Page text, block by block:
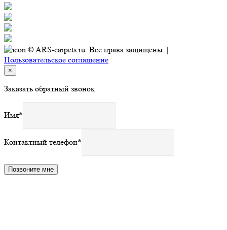
© ARS-carpets.ru. Все права защищены. |
Пользовательское соглашение
×
Заказать обратный звонок
Имя*
Контактный телефон*